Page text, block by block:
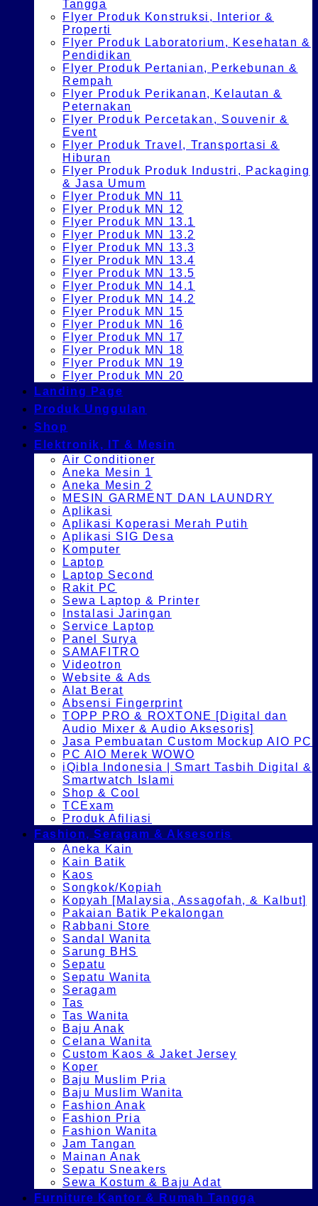
Tangga
Flyer Produk Konstruksi, Interior &
Properti
Flyer Produk Laboratorium, Kesehatan &
Pendidikan
Flyer Produk Pertanian, Perkebunan &
Rempah
Flyer Produk Perikanan, Kelautan &
Peternakan
Flyer Produk Percetakan, Souvenir &
Event
Flyer Produk Travel, Transportasi &
Hiburan
Flyer Produk Produk Industri, Packaging
& Jasa Umum
Flyer Produk MN 11
Flyer Produk MN 12
Flyer Produk MN 13.1
Flyer Produk MN 13.2
Flyer Produk MN 13.3
Flyer Produk MN 13.4
Flyer Produk MN 13.5
Flyer Produk MN 14.1
Flyer Produk MN 14.2
Flyer Produk MN 15
Flyer Produk MN 16
Flyer Produk MN 17
Flyer Produk MN 18
Flyer Produk MN 19
Flyer Produk MN 20
Landing Page
Produk Unggulan
Shop
Elektronik, IT & Mesin
Air Conditioner
Aneka Mesin 1
Aneka Mesin 2
MESIN GARMENT DAN LAUNDRY
Aplikasi
Aplikasi Koperasi Merah Putih
Aplikasi SIG Desa
Komputer
Laptop
Laptop Second
Rakit PC
Sewa Laptop & Printer
Instalasi Jaringan
Service Laptop
Panel Surya
SAMAFITRO
Videotron
Website & Ads
Alat Berat
Absensi Fingerprint
TOPP PRO & ROXTONE [Digital dan
Audio Mixer & Audio Aksesoris]
Jasa Pembuatan Custom Mockup AIO PC
PC AIO Merek WOWO
iQibla Indonesia | Smart Tasbih Digital &
Smartwatch Islami
Shop & Cool
TCExam
Produk Afiliasi
Fashion, Seragam & Aksesoris
Aneka Kain
Kain Batik
Kaos
Songkok/Kopiah
Kopyah [Malaysia, Assagofah, & Kalbut]
Pakaian Batik Pekalongan
Rabbani Store
Sandal Wanita
Sarung BHS
Sepatu
Sepatu Wanita
Seragam
Tas
Tas Wanita
Baju Anak
Celana Wanita
Custom Kaos & Jaket Jersey
Koper
Baju Muslim Pria
Baju Muslim Wanita
Fashion Anak
Fashion Pria
Fashion Wanita
Jam Tangan
Mainan Anak
Sepatu Sneakers
Sewa Kostum & Baju Adat
Furniture Kantor & Rumah Tangga